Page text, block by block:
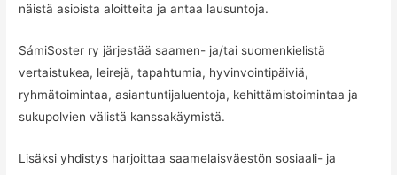
näistä asioista aloitteita ja antaa lausuntoja.
SámiSoster ry järjestää saamen- ja/tai suomenkielistä
vertaistukea, leirejä, tapahtumia, hyvinvointipäiviä,
ryhmätoimintaa, asiantuntijaluentoja, kehittämistoimintaa ja
sukupolvien välistä kanssakäymistä.
Lisäksi yhdistys harjoittaa saamelaisväestön sosiaali- ja